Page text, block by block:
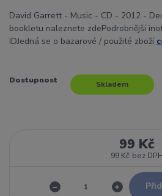
David Garrett - Music - CD - 2012 -
bookletu naleznete zdePodrobnější
IDJedná se o bazarové / použité zboží
Dostupnost Skladem
99 Kč
99 Kč bez DPH